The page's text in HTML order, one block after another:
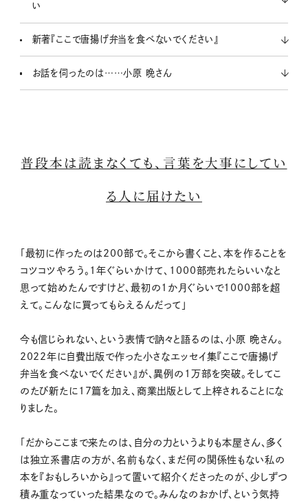
い
新著『ここで唐揚げ弁当を食べないでください』
お話を伺ったのは……小原 晩さん
普段本は読まなくても、言葉を大事にしてい
る人に届けたい
「最初に作ったのは200部で。そこから書くこと、本を作ることを
コツコツやろう。1年ぐらいかけて、1000部売れたらいいなと
思って始めたんですけど、最初の1か月ぐらいで1000部を超
えて。こんなに買ってもらえるんだって」
今も信じられない、という表情で訥々と語るのは、小原 晩さん。
2022年に自費出版で作った小さなエッセイ集『ここで唐揚げ
弁当を食べないでください』が、異例の1万部を突破。そしてこ
のたび新たに17篇を加え、商業出版として上梓されることにな
りました。
「だからここまで来たのは、自分の力というよりも本屋さん、多く
は独立系書店の方が、名前もなく、まだ何の関係性もない私の
本を『おもしろいから』って置いて紹介くださったのが、少しずつ
積み重なっていった結果なので。みんなのおかげ、という気持